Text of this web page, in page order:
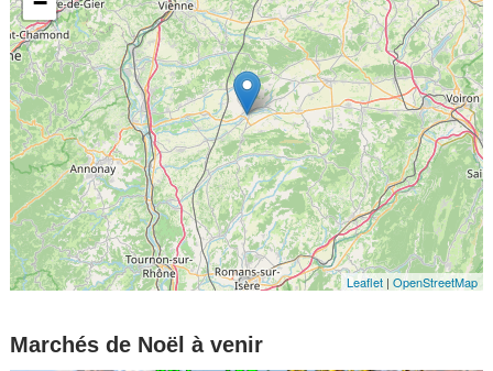
Leaflet |OpenStreetMap
Marchés de Noël à venir